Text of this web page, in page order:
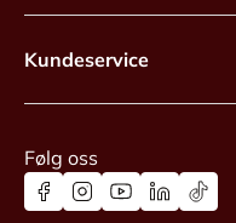
Kundeservice
Følg oss